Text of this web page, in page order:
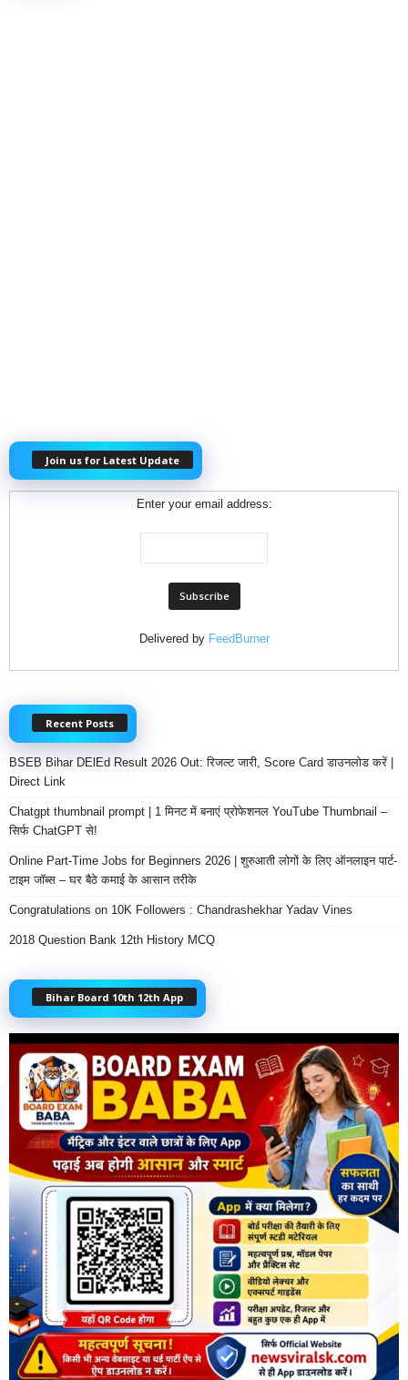
Join us for Latest Update
Enter your email address:
Delivered by FeedBurner
Recent Posts
BSEB Bihar DElEd Result 2026 Out: रिजल्ट जारी, Score Card डाउनलोड करें |
Direct Link
Chatgpt thumbnail prompt | 1 मिनट में बनाएं प्रोफेशनल YouTube Thumbnail –
सिर्फ ChatGPT से!
Online Part-Time Jobs for Beginners 2026 | शुरुआती लोगों के लिए ऑनलाइन पार्ट-
टाइम जॉब्स – घर बैठे कमाई के आसान तरीके
Congratulations on 10K Followers : Chandrashekhar Yadav Vines
2018 Question Bank 12th History MCQ
Bihar Board 10th 12th App